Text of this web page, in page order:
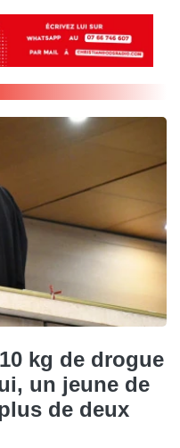
kg de drogue
un jeune de
de deux